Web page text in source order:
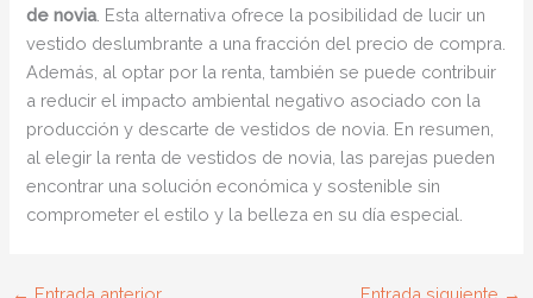
de novia. Esta alternativa ofrece la posibilidad de lucir un
vestido deslumbrante a una fracción del precio de compra.
Además, al optar por la renta, también se puede contribuir
a reducir el impacto ambiental negativo asociado con la
producción y descarte de vestidos de novia. En resumen,
al elegir la renta de vestidos de novia, las parejas pueden
encontrar una solución económica y sostenible sin
comprometer el estilo y la belleza en su día especial.